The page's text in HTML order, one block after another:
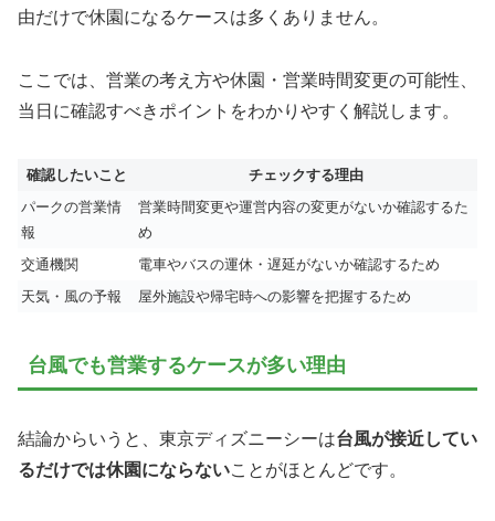
由だけで休園になるケースは多くありません。
ここでは、営業の考え方や休園・営業時間変更の可能性、
当日に確認すべきポイントをわかりやすく解説します。
確認したいこと
チェックする理由
パークの営業情
報
営業時間変更や運営内容の変更がないか確認するた
め
交通機関
電車やバスの運休・遅延がないか確認するため
天気・風の予報
屋外施設や帰宅時への影響を把握するため
台風でも営業するケースが多い理由
結論からいうと、東京ディズニーシーは台風が接近してい
るだけでは休園にならないことがほとんどです。